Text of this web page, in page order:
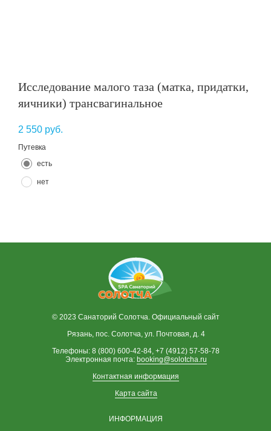
Исследование малого таза (матка, придатки,
яичники) трансвагинальное
2 550 руб.
Путевка
есть
нет
© 2023 Санаторий Солотча. Официальный сайт
Рязань, пос. Солотча, ул. Почтовая, д. 4
Телефоны: 8 (800) 600-42-84, +7 (4912) 57-58-78
Электронная почта: booking@solotcha.ru
Контактная информация
Карта сайта
ИНФОРМАЦИЯ